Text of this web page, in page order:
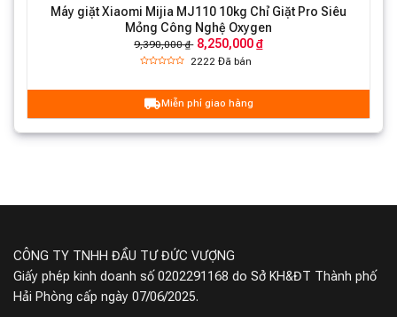
màu rộng, hiển thị rõ ràng và trực quan giúp người dùng
thao tác dễ dàng. Thiết kế bạc xám tối giản mang đến
vẻ thanh lịch, phù hợp với mọi không gian từ phòng giặt,
Lồng giặt đường kính lớn 525mm
Máy giặt Xiaomi Mijia MJ110 10kg Chỉ Giặt Pro Siêu
Mỏng Công Nghệ Oxygen
9,390,000 ₫ 8,250,000 ₫
2222 Đã bán
Miễn phí giao hàng
CÔNG TY TNHH ĐẦU TƯ ĐỨC VƯỢNG
Giấy phép kinh doanh số 0202291168 do Sở KH&ĐT Thành phố
Hải Phòng cấp ngày 07/06/2025.